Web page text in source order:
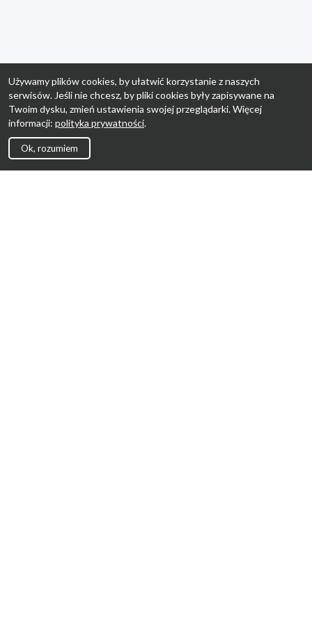
Używamy plików cookies, by ułatwić korzystanie z naszych
serwisów. Jeśli nie chcesz, by pliki cookies były zapisywane na
Twoim dysku, zmień ustawienia swojej przeglądarki. Więcej
informacji: polityka prywatności.
Ok, rozumiem